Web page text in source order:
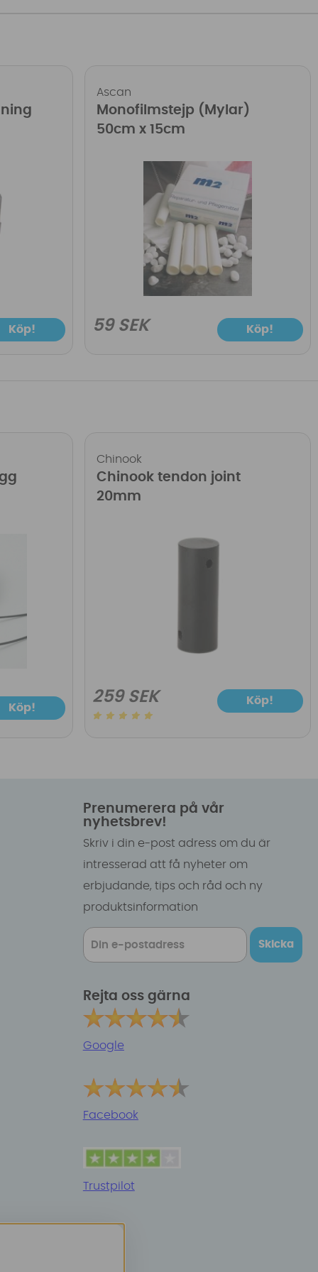
Köp!
Ascan
Monofilmstejp (Mylar)
50cm x 15cm
59 SEK Köp!
Köp!
Chinook
Chinook tendon joint
20mm
259 SEK Köp!
Prenumerera på vår
nyhetsbrev!
Skriv i din e-post adress om du är
intresserad att få nyheter om
erbjudande, tips och råd och ny
produktsinformation
Skicka
Rejta oss gärna
Google
Facebook
Trustpilot